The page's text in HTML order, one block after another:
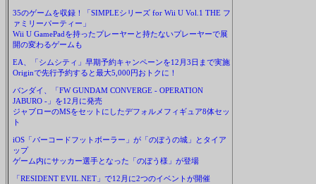
35のゲームを収録！「SIMPLEシリーズ for Wii U Vol.1 THE フ
ァミリーパーティー」
Wii U GamePadを持ったプレーヤーと持たないプレーヤーで展
開の変わるゲームも
EA、「シムシティ」早期予約キャンペーンを12月3日まで実施
Originで先行予約すると最大5,000円おトクに！
バンダイ、「FW GUNDAM CONVERGE - OPERATION
JABURO -」を12月に発売
ジャブローのMSをセットにしたデフォルメフィギュア8体セッ
ト
iOS「バーコードフットボーラー」が「のぼうの城」とタイア
ップ
ゲーム内にサッカー選手となった「のぼう様」が登場
「RESIDENT EVIL.NET」で12月に2つのイベントが開催